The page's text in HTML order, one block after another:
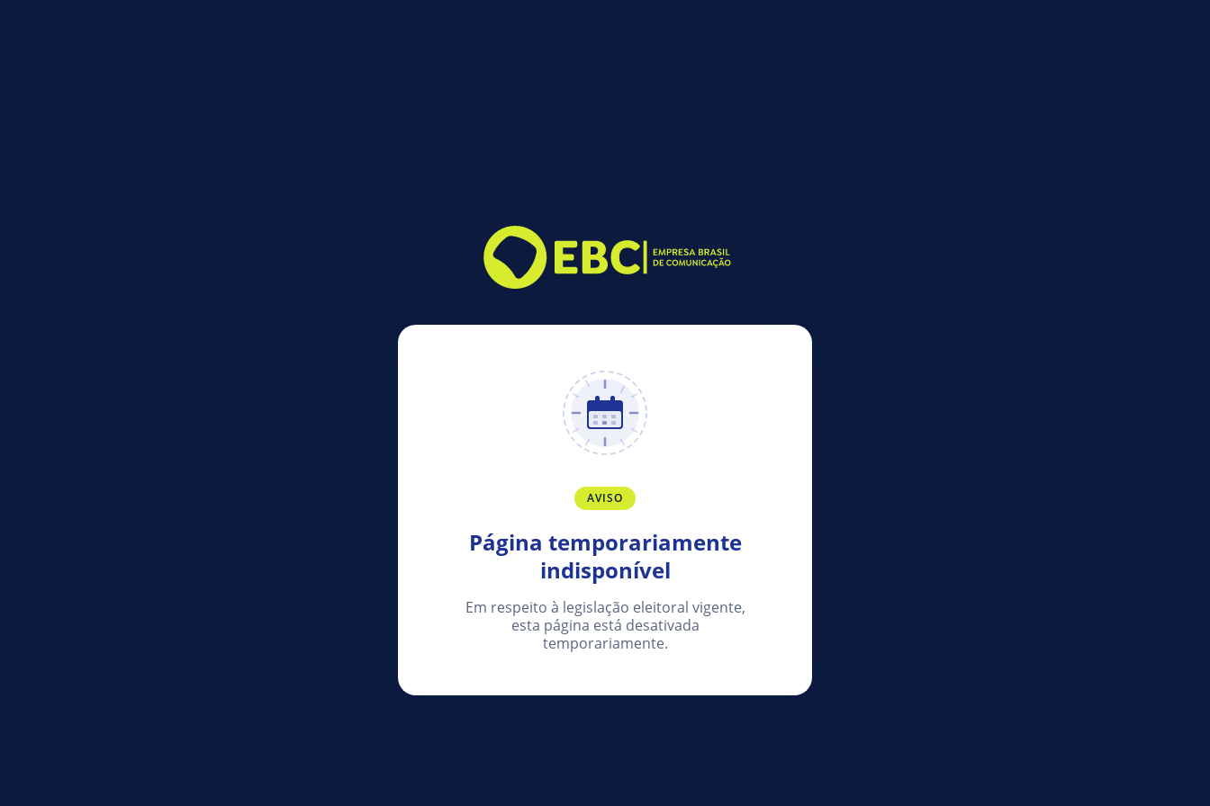
AVISO
Página temporariamente
indisponível
Em respeito à legislação eleitoral vigente,
esta página está desativada
temporariamente.